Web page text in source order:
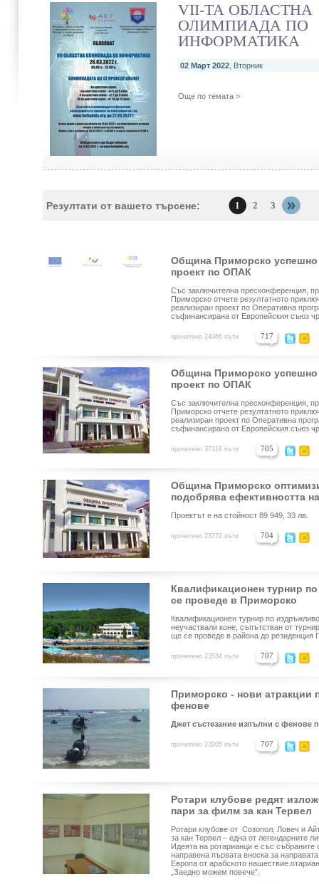
VII-ТА ОБЛАСТНА
ОЛИМПИАДА ПО
ИНФОРМАТИКА
02 Март 2022 , Вторник
Още по темата >
Резултати от вашето търсене: 1 2 3
Община Приморско
проект по ОПАК
Със заключителна пресконференция,
Приморско отчете резултатното
реализиран проект по Оперативна
съфинансирана от Европейския съюз
прочетено 24366 пъти 717
Община Приморско
проект по ОПАК
Със заключителна пресконференция,
Приморско отчете резултатното
реализиран проект по Оперативна
съфинансирана от Европейския съюз
прочетено 37316 пъти 705
Община Приморско
подобрява ефективността
Проектът е на стойност 89 949, 33 лв.
прочетено 23772 пъти 704
Квалификационен турнир
се проведе в Приморско
Квалификационен турнир по
неучаствали коне, съпътстван от
ще се проведе в района до резиденция
прочетено 23534 пъти 707
Приморско - нови атракции
фенове
Джет състезание изпълни с фенове
прочетено 23205 пъти 707
Ротари клубове редят
пари за филм за кан Тервел
Ротари клубове от Созопол, Ловеч и
за кан Тервел – една от легендарните
Идеята на ротарианци е със събраните
направена първата вноска за
Европа от арабското
„Заедно можем повече”.